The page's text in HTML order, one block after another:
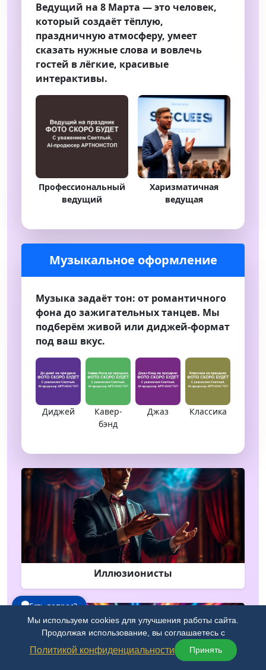
Ведущий на 8 Марта — это человек,
который создаёт тёплую,
праздничную атмосферу, умеет
сказать нужные слова и вовлечь
гостей в лёгкие, красивые
интерактивы.
Профессиональный
ведущий
Харизматичная
ведущая
Музыкальное оформление
Музыка задаёт тон: от романтичного
фона до зажигательных танцев. Мы
подберём живой или диджей‑формат
под ваш вкус.
Диджей
Кавер-
бэнд
Джаз Классика
Иллюзионисты
Есть вопрос?
Мы используем cookies для улучшения работы сайта.
Продолжая использование, вы соглашаетесь с
Политикой конфиденциальности Принять